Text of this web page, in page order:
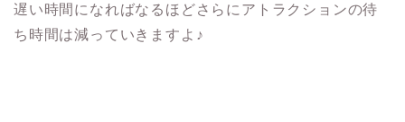
遅い時間になればなるほどさらにアトラクションの待
ち時間は減っていきますよ♪